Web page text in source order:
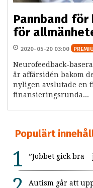
Pannband
för
2020-05-20 03:00
Neurofeedback-
är affärsidén bakom
nyligen avslutade en
finansieringsrunda...
Populärt
”Jobbet gick bra
Autism går att